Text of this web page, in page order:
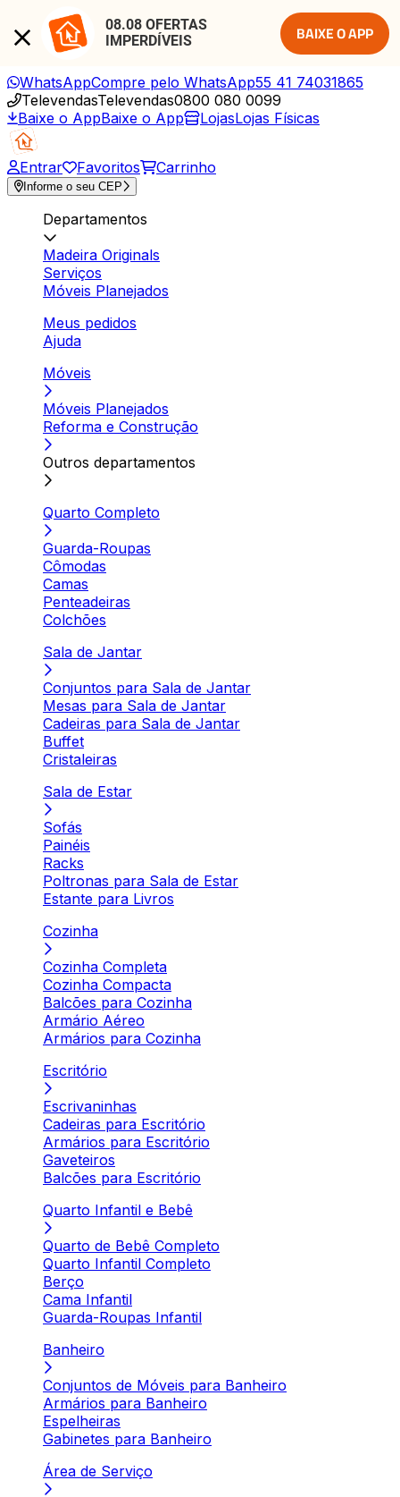
08.08 OFERTAS
IMPERDÍVEIS
BAIXE O APP
WhatsAppCompre pelo WhatsApp55 41 74031865
TelevendasTelevendas0800 080 0099
Baixe o AppBaixe o App LojasLojas Físicas
Entrar Favoritos Carrinho
Informe o seu CEP
Departamentos
Madeira Originals
Serviços
Móveis Planejados
Meus pedidos
Ajuda
Móveis
Móveis Planejados
Reforma e Construção
Outros departamentos
Quarto Completo
Guarda-Roupas
Cômodas
Camas
Penteadeiras
Colchões
Sala de Jantar
Conjuntos para Sala de Jantar
Mesas para Sala de Jantar
Cadeiras para Sala de Jantar
Buffet
Cristaleiras
Sala de Estar
Sofás
Painéis
Racks
Poltronas para Sala de Estar
Estante para Livros
Cozinha
Cozinha Completa
Cozinha Compacta
Balcões para Cozinha
Armário Aéreo
Armários para Cozinha
Escritório
Escrivaninhas
Cadeiras para Escritório
Armários para Escritório
Gaveteiros
Balcões para Escritório
Quarto Infantil e Bebê
Quarto de Bebê Completo
Quarto Infantil Completo
Berço
Cama Infantil
Guarda-Roupas Infantil
Banheiro
Conjuntos de Móveis para Banheiro
Armários para Banheiro
Espelheiras
Gabinetes para Banheiro
Área de Serviço